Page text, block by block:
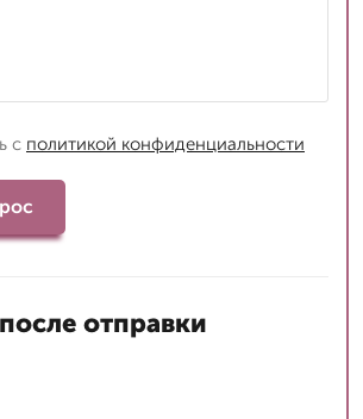
с политикой конфиденциальности
отправки